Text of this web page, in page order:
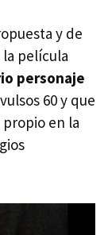
y de
película
personaje
60 y que
en la